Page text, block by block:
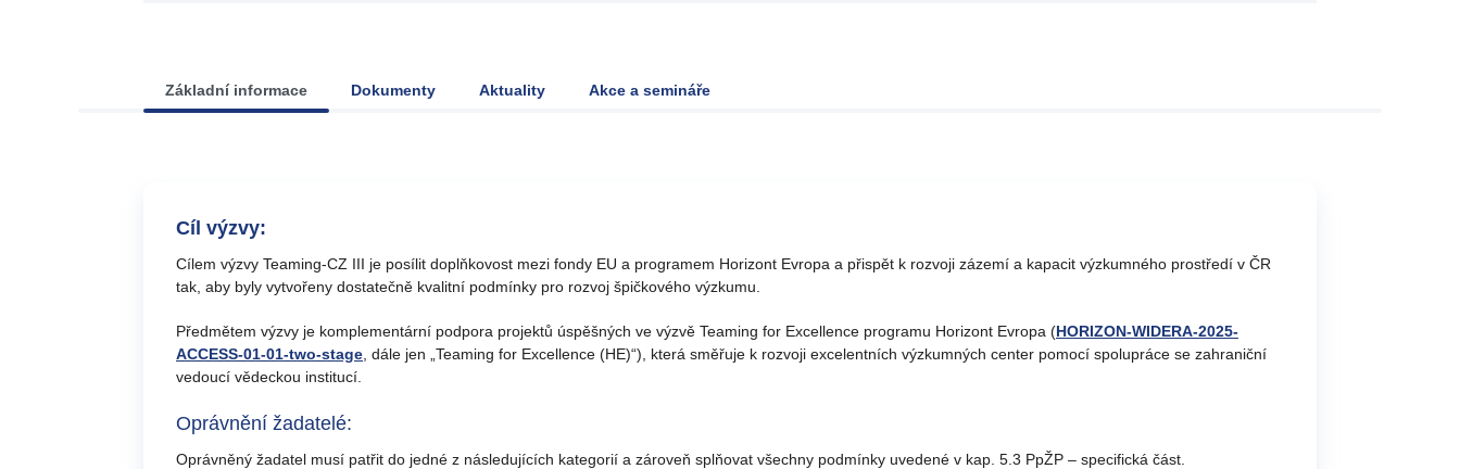
Základní informace Dokumenty Aktuality Akce a semináře
Cíl výzvy:
Cílem výzvy Teaming-CZ III je posílit doplňkovost mezi fondy EU a programem Horizont Evropa a přispět k rozvoji zázemí a kapacit výzkumného prostředí v ČR
tak, aby byly vytvořeny dostatečně kvalitní podmínky pro rozvoj špičkového výzkumu.
Předmětem výzvy je komplementární podpora projektů úspěšných ve výzvě Teaming for Excellence programu Horizont Evropa (HORIZON-WIDERA-2025-
ACCESS-01-01-two-stage , dále jen „Teaming for Excellence (HE)“), která směřuje k rozvoji excelentních výzkumných center pomocí spolupráce se zahraniční
vedoucí vědeckou institucí.
Oprávnění žadatelé:
Oprávněný žadatel musí patřit do jedné z následujících kategorií a zároveň splňovat všechny podmínky uvedené v kap. 5.3 PpŽP – specifická část.